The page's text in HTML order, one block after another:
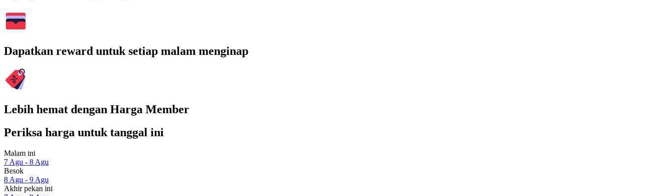
Dapatkan reward untuk setiap malam menginap
Lebih hemat dengan Harga Member
Periksa harga untuk tanggal ini
Malam ini
7 Agu - 8 Agu
Besok
8 Agu - 9 Agu
Akhir pekan ini